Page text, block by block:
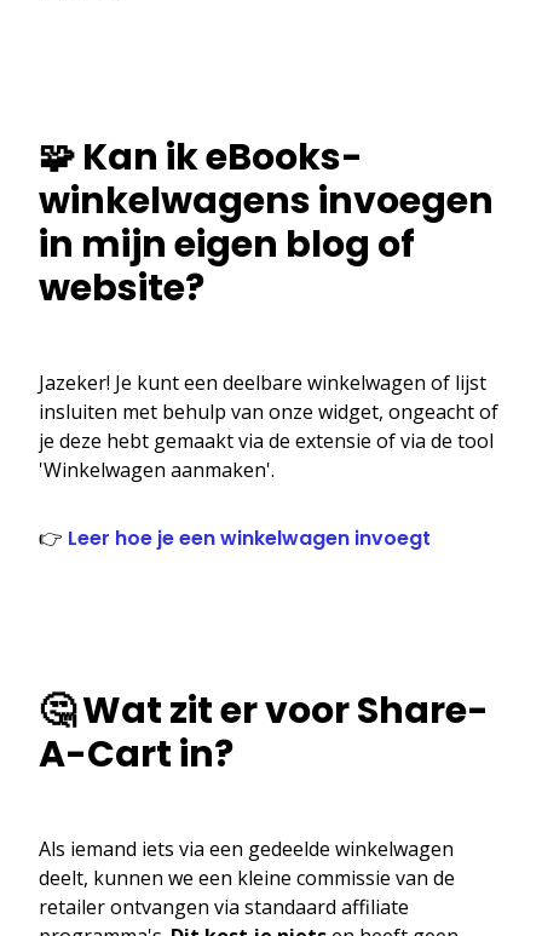
🧩 Kan ik eBooks-
winkelwagens invoegen
in mijn eigen blog of
website?
Jazeker! Je kunt een deelbare winkelwagen of lijst
insluiten met behulp van onze widget, ongeacht of
je deze hebt gemaakt via de extensie of via de tool
'Winkelwagen aanmaken'.
👉 Leer hoe je een winkelwagen invoegt
🤔 Wat zit er voor Share-
A-Cart in?
Als iemand iets via een gedeelde winkelwagen
deelt, kunnen we een kleine commissie van de
retailer ontvangen via standaard affiliate